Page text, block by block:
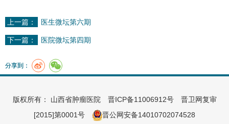
上一篇： 医生微坛第六期
下一篇： 医院微坛第四期
分享到：
版权所有： 山西省肿瘤医院 晋ICP备11006912号晋卫网复审
[2015]第0001号
晋公网安备14010702074528